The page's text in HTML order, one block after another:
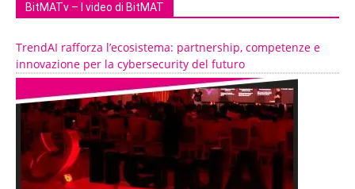
BitMATv – I video di BitMAT
TrendAI rafforza l’ecosistema: partnership, competenze e
innovazione per la cybersecurity del futuro